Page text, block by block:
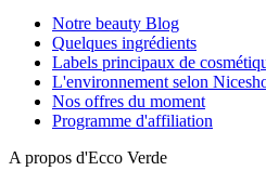
Notre beauty Blog
Quelques ingrédients
Labels principaux de
L'environnement selon
Nos offres du moment
Programme d'affiliation
A propos d'Ecco Verde